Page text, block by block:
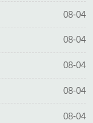
08-04
08-04
08-04
08-04
08-04